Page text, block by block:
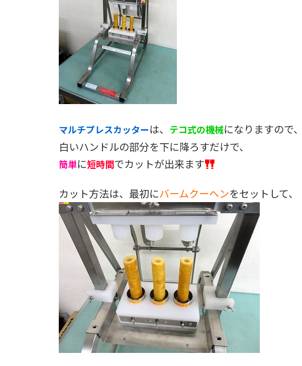
マルチプレスカッターは、 テコ式の機械になりますので、
白いハンドルの部分を下に降ろすだけで、
簡単に短時間でカットが出来ます
カット方法は、最初にバームクーヘンをセットして、